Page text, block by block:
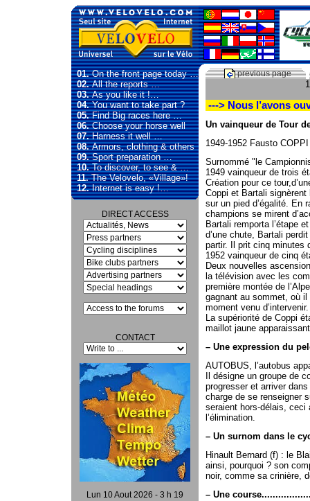
01.On the front page today …
02.All the reports …
03.As you like it !…
04.You want to take part ?
05.Find Big races here …
06.Choose your horse well
07.Harness it well …
08.Armors, clothing & others
09.Sport preparation …
10.To discover, to see & …
11.The Velovelo, «Village»!
12.Internet is easy !…
DIRECT ACCESS
CONTACT
Lun 10 Aout 2026 - 3 h 19
previous page
---> Nous l’avons
Un vainqueur de Tour
1949-1952 Fausto
Surnommé "le
1949 vainqueur de trois
Création pour ce
Coppi et Bartali
sur un pied d’égalité. En
champions se mirent
Bartali remporta l’étape
d’une chute, Bartali
partir. Il prit cinq minutes
1952 vainqueur de cinq
Deux nouvelles
la télévision avec les
première montée de
gagnant au sommet, où
moment venu
La supériorité de Coppi
maillot jaune
– Une expression du
AUTOBUS, l’autobus
Il désigne un groupe de
progresser et arriver
charge de se renseigner
seraient hors-délais, ceci
l’élimination.
– Un surnom dans le
Hinault Bernard (f) : le
ainsi, pourquoi ? son
noir, comme sa crinière,
– Une